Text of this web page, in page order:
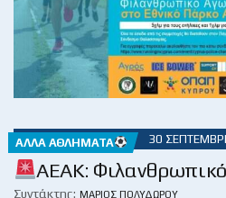
ΆΛΛΑ ΑΘΛΉΜΑΤΑ 30
AEAK:
Συντάκτης: ΜΆΡΙΟΣ ΠΟΛΥΔΏΡΟΥ